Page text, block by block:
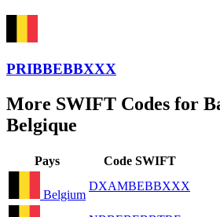
PRIBBEBBXXX
More SWIFT Codes for
Belgique
Pays Code SWIFT
Belgium
DXAMBEBBXXX